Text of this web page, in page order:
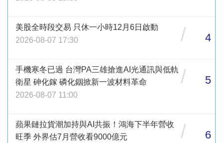
美股全時段交易 只休一小時12月6日啟動
2026-08-07 17:30
/ 4
手機寒冬已過 台灣PA三雄搶進AI光通訊與低軌
衛星 砷化鎵 磷化銦掀新一波材料革命
2026-08-07 11:00
/ 5
蘋果鏈拉貨潮加持與AI共振！鴻海下半年營收
旺季 外界估7月營收看9000億元
/ 6